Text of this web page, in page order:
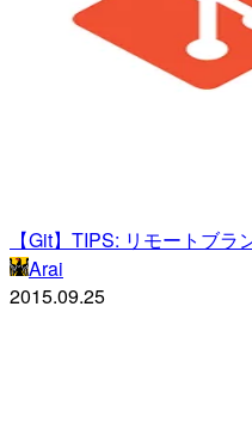
【Git】TIPS: リモートブ
Arai
2015.09.25